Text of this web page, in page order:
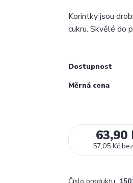
Korintky jsou
cukru. Skvělé do
Dostupnost
Měrná cena
63,90
57,05 Kč